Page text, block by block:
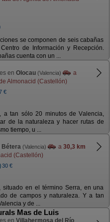
se componen de seis cabañas
de Información y Recepción.
cuenta con un ...
en Olocau (Valencia)
a
Almonacid (Castellón)
€
a tan sólo 20 minutos de Valencia,
de la naturaleza y hacer rutas de
tiempo, u ...
Bétera (Valencia) a 30,3 km
(Castellón)
30 €
situado en el término Serra, en una
de campos y naturaleza. Y a tan
y de ...
Mas de Luis
en Villahermosa del Río